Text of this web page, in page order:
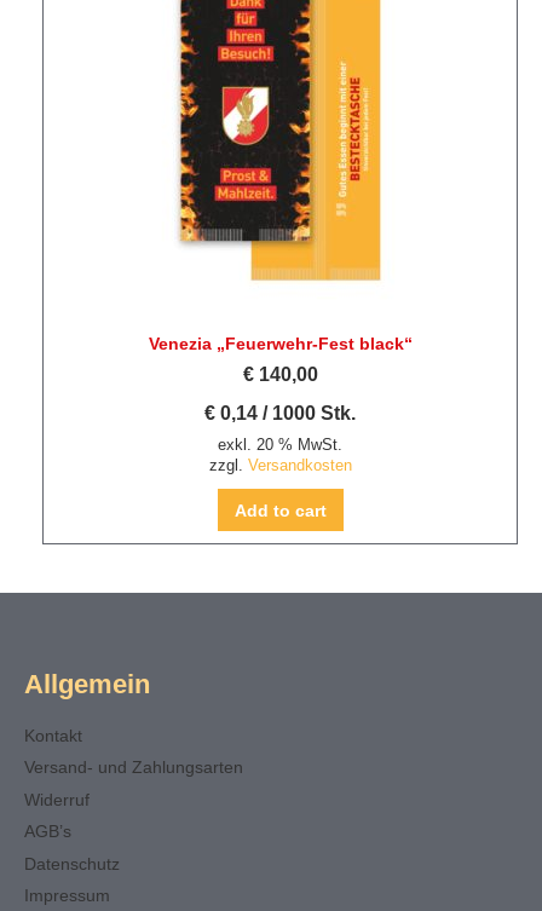
Venezia „Feuerwehr-Fest black“
€140,00
€ 0,14 / 1000 Stk.
exkl. 20 % MwSt.
zzgl. Versandkosten
Add to cart
Allgemein
Kontakt
Versand- und Zahlungsarten
Widerruf
AGB’s
Datenschutz
Impressum